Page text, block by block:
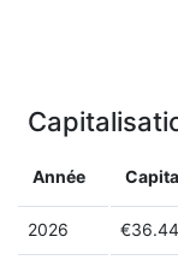
Année
2026